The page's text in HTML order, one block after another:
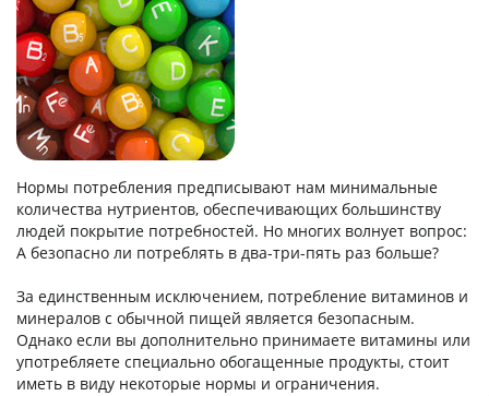
Нормы потребления предписывают нам минимальные
количества нутриентов, обеспечивающих большинству
людей покрытие потребностей. Но многих волнует вопрос:
А безопасно ли потреблять в два-три-пять раз больше?
За единственным исключением, потребление витаминов и
минералов с обычной пищей является безопасным.
Однако если вы дополнительно принимаете витамины или
употребляете специально обогащенные продукты, стоит
иметь в виду некоторые нормы и ограничения.